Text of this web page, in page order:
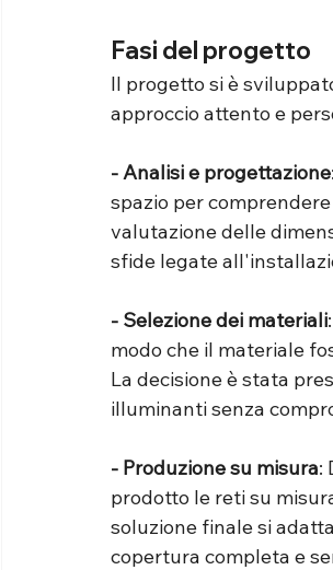
Fasi del progetto
Il progetto si è
approccio attento e
- Analisi e progettazione
spazio per
valutazione delle
sfide legate
- Selezione dei materiali
modo che il materiale
La decisione è stata
illuminanti senza
- Produzione su misura:
prodotto le reti su
soluzione finale si
copertura completa e